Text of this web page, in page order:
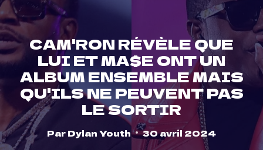
CAM'RON RÉVÈLE QUE
LUI ET MA$E ONT UN
ALBUM ENSEMBLE MAIS
QU'ILS NE PEUVENT PAS
LE SORTIR
ParDylan Youth 30 avril 2024